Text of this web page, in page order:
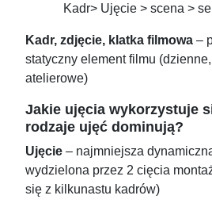
Kadr> Ujęcie > scena >
Kadr, zdjęcie, klatka filmowa –
statyczny element filmu
atelierowe)
Jakie ujęcia wykorzystuje
rodzaje ujęć dominują?
Ujęcie – najmniejsza
wydzielona przez 2 cięcia
się z kilkunastu kadrów)